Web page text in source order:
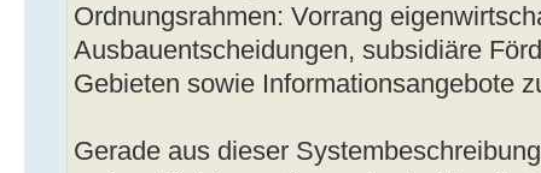
Ordnungsrahmen: Vorrang
Ausbauentscheidungen, subsidiäre
Gebieten sowie Informationsangebote
Gerade aus dieser